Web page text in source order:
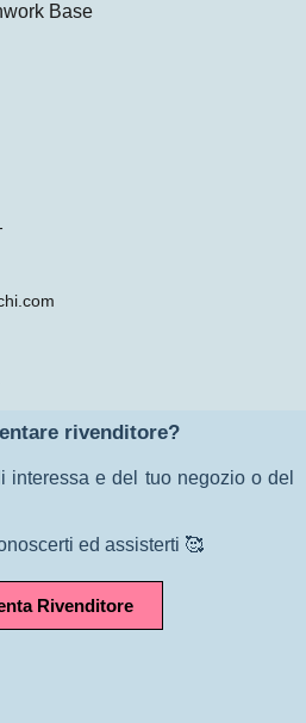
Base
rivenditore?
interessa e del tuo negozio o del
ed assisterti 🥰
Rivenditore